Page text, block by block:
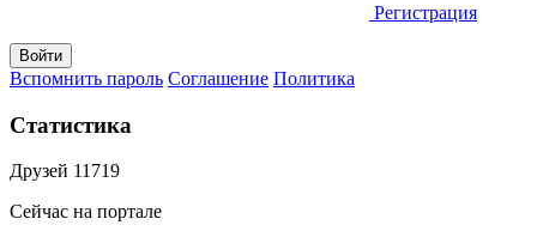
Регистрация
Вспомнить пароль Соглашение Политика
Статистика
Друзей 11719
Сейчас на портале